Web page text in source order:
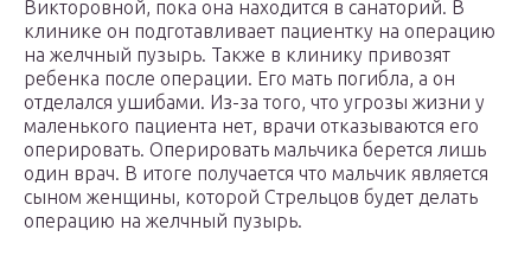
Викторовной, пока она находится в санаторий. В
клинике он подготавливает пациентку на операцию
на желчный пузырь. Также в клинику привозят
ребенка после операции. Его мать погибла, а он
отделался ушибами. Из-за того, что угрозы жизни у
маленького пациента нет, врачи отказываются его
оперировать. Оперировать мальчика берется лишь
один врач. В итоге получается что мальчик является
сыном женщины, которой Стрельцов будет делать
операцию на желчный пузырь.